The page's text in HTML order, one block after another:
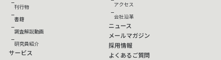
刊行物
書籍
調査解説動画
研究員紹介
サービス
アクセス
会社沿革
ニュース
メールマガジン
採用情報
よくあるご質問